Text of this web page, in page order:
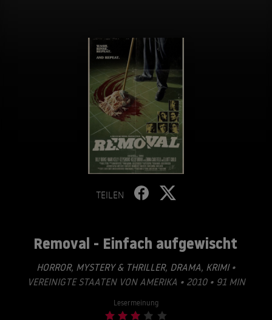
TEILEN
Removal - Einfach aufgewischt
HORROR, MYSTERY & THRILLER, DRAMA, KRIMI•
VEREINIGTE STAATEN VON AMERIKA • 2010 • 91 MIN
Lesermeinung